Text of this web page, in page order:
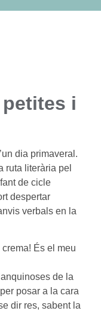
i
dia primaveral.
ruta literària pel
de cicle
despertar
verbals en la
És el meu
de la
posar a la cara
dir res, sabent la